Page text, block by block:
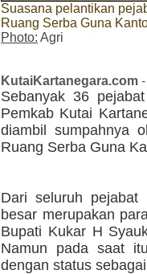
Suasana pelantikan
Ruang Serba Guna
Photo: Agri
KutaiKartanegara.com
Sebanyak 36
Pemkab Kutai
diambil sumpahnya
Ruang Serba Guna
Dari seluruh pejabat
besar merupakan
Bupati Kukar H
Namun pada saat
dengan status